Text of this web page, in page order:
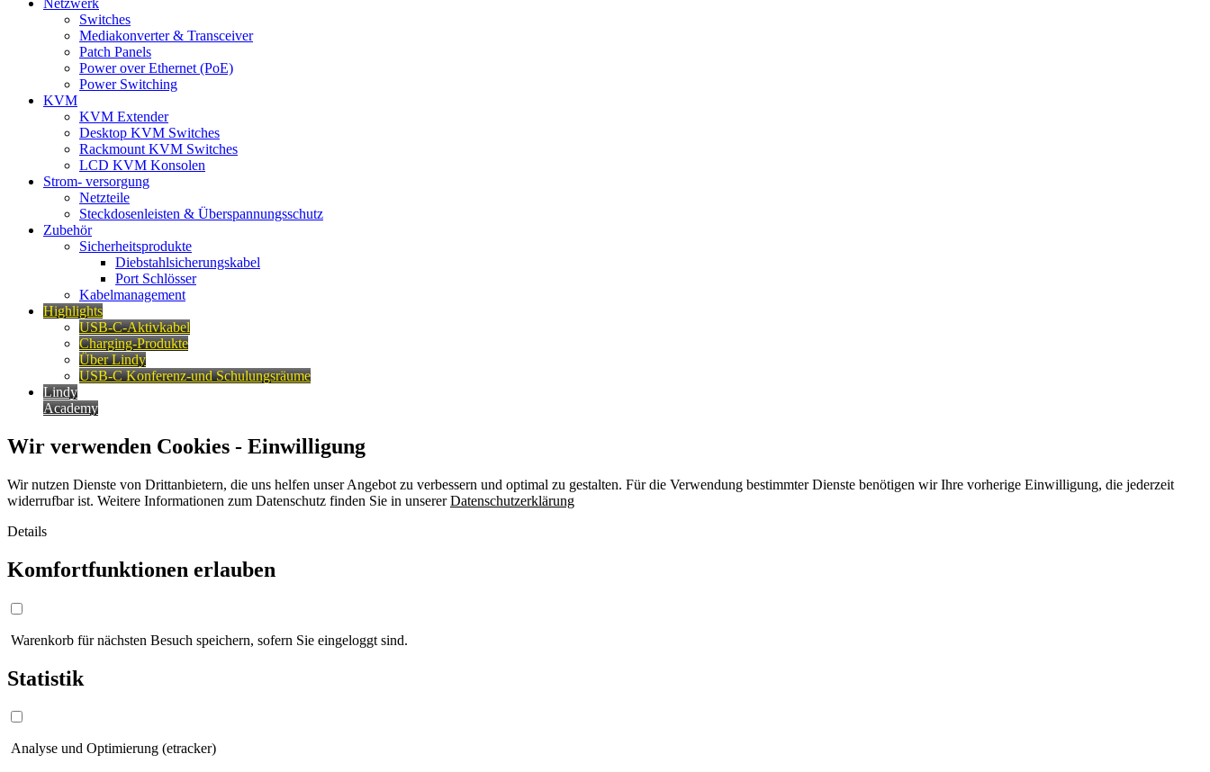
Netzwerk
Switches
Mediakonverter & Transceiver
Patch Panels
Power over Ethernet (PoE)
Power Switching
KVM
KVM Extender
Desktop KVM Switches
Rackmount KVM Switches
LCD KVM Konsolen
Strom- versorgung
Netzteile
Steckdosenleisten & Überspannungsschutz
Zubehör
Sicherheitsprodukte
Diebstahlsicherungskabel
Port Schlösser
Kabelmanagement
Highlights
USB-C-Aktivkabel
Charging-Produkte
Über Lindy
USB-C Konferenz-und Schulungsräume
Lindy
Academy
Wir verwenden Cookies - Einwilligung
Wir nutzen Dienste von Drittanbietern, die uns helfen unser Angebot zu verbessern und optimal zu gestalten. Für die Verwendung bestimmter Dienste benötigen wir Ihre vorherige Einwilligung, die jederzeit
widerrufbar ist. Weitere Informationen zum Datenschutz finden Sie in unsererDatenschutzerklärung
Details
Komfortfunktionen erlauben
Warenkorb für nächsten Besuch speichern, sofern Sie eingeloggt sind.
Statistik
Analyse und Optimierung (etracker)